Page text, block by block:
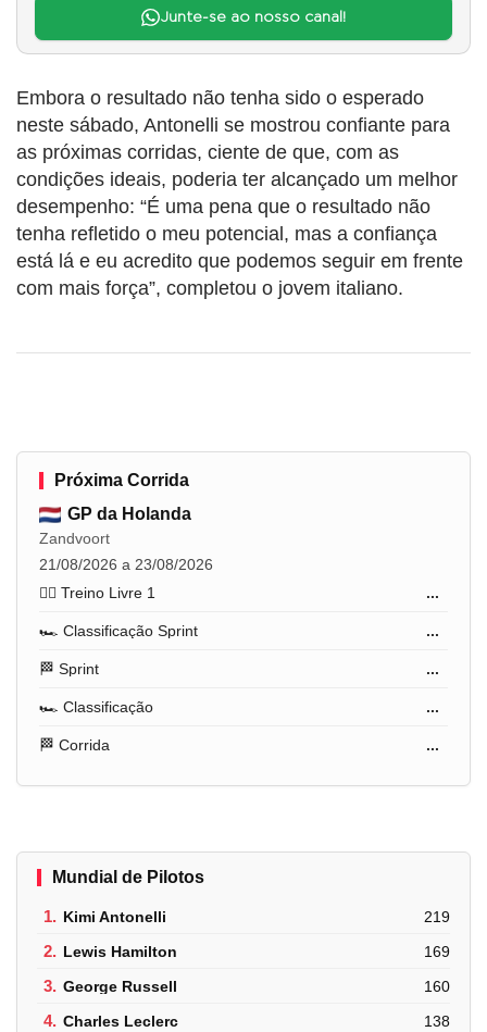
Junte-se ao nosso canal!
Embora o resultado não tenha sido o esperado
neste sábado, Antonelli se mostrou confiante para
as próximas corridas, ciente de que, com as
condições ideais, poderia ter alcançado um melhor
desempenho: “É uma pena que o resultado não
tenha refletido o meu potencial, mas a confiança
está lá e eu acredito que podemos seguir em frente
com mais força”, completou o jovem italiano.
Próxima Corrida
GP da Holanda
Zandvoort
21/08/2026 a 23/08/2026
🏋️‍♂️ Treino Livre 1
...
🏎️ Classificação Sprint ...
🏁 Sprint ...
🏎️ Classificação ...
🏁 Corrida ...
Mundial de Pilotos
1. Kimi Antonelli 219
2. Lewis Hamilton 169
3. George Russell 160
4. Charles Leclerc 138